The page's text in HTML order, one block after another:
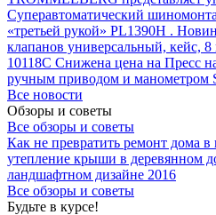
Суперавтоматический
«третьей рукой» PL1390H .
клапанов универсальный,
10118C Снижена цена на Пресс
ручным приводом и манометром
Все новости
Обзоры и советы
Все обзоры и советы
Как не превратить ремонт дома
утепление крыши в деревянном
ландшафтном дизайне 2016
Все обзоры и советы
Будьте в курсе!